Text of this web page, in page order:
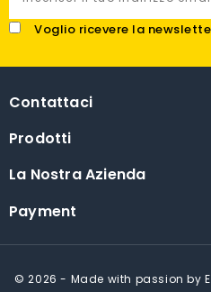
Voglio ricevere la
Contattaci
Prodotti
La Nostra Azienda
Payment
© 2026 - Made with passion by